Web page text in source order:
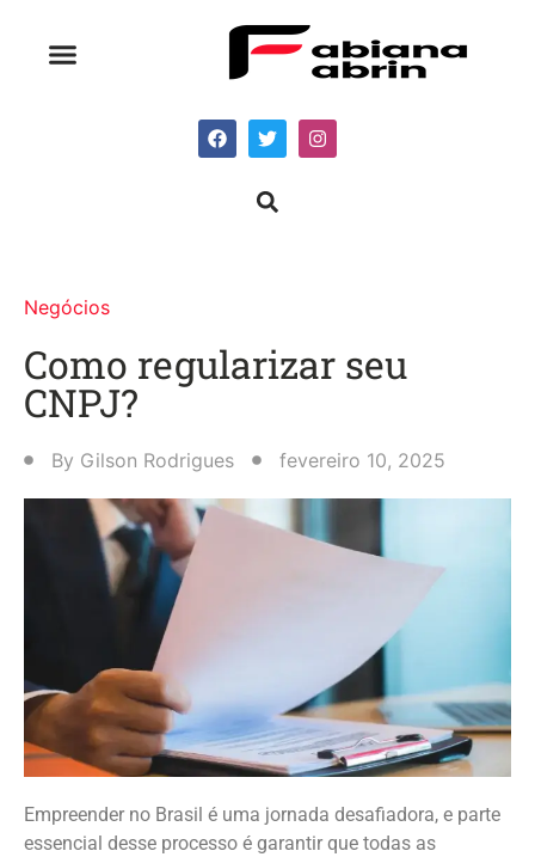
Negócios
Como regularizar seu
CNPJ?
By Gilson Rodrigues fevereiro 10, 2025
Empreender no Brasil é uma jornada desafiadora, e parte
essencial desse processo é garantir que todas as